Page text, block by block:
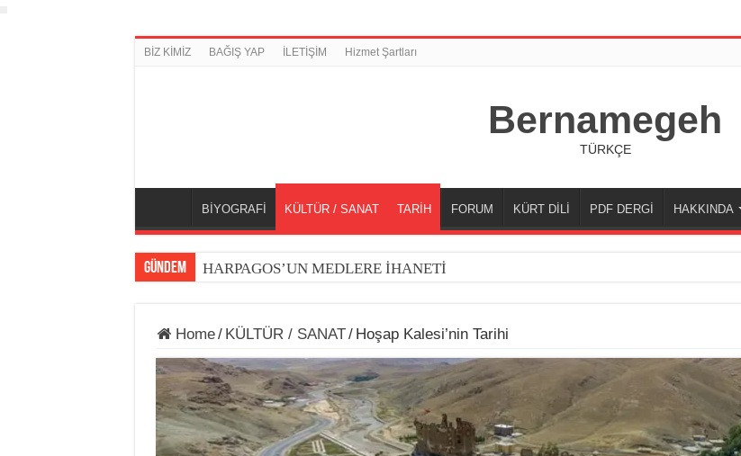
BİZ KİMİZ BAĞIŞ YAP İLETİŞİM Hizmet Şartları
Bernamegeh
TÜRKÇE
BİYOGRAFİ KÜLTÜR / SANAT TARİH FORUM KÜRT DİLİ PDF DERGİ HAKKINDA
GÜNDEM HARPAGOS’UN MEDLERE İHANETİ
Home/ KÜLTÜR / SANAT/ Hoşap Kalesi’nin Tarihi